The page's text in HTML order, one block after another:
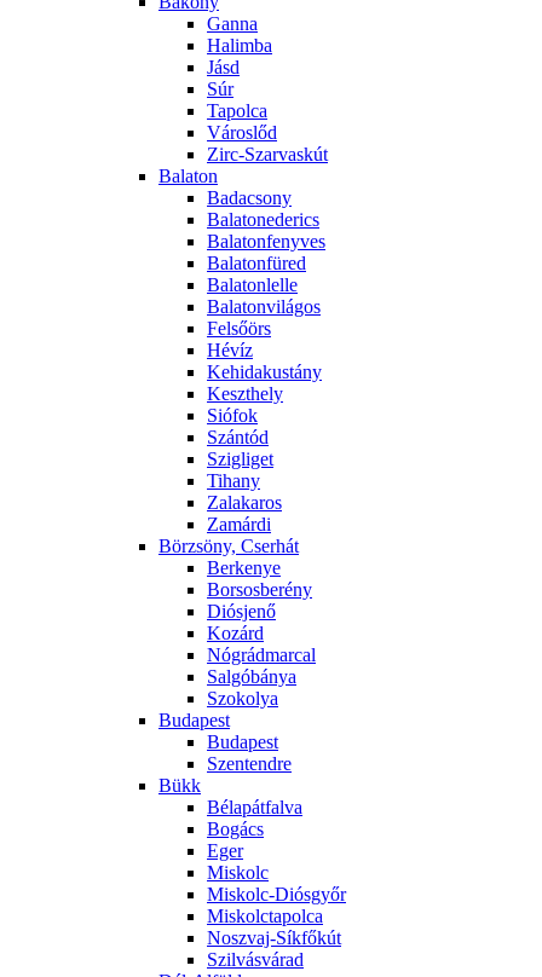
Ganna
Halimba
Jásd
Súr
Tapolca
Városlőd
Zirc-Szarvaskút
Balaton
Badacsony
Balatonederics
Balatonfenyves
Balatonfüred
Balatonlelle
Balatonvilágos
Felsőörs
Hévíz
Kehidakustány
Keszthely
Siófok
Szántód
Szigliget
Tihany
Zalakaros
Zamárdi
Börzsöny, Cserhát
Berkenye
Borsosberény
Diósjenő
Kozárd
Nógrádmarcal
Salgóbánya
Szokolya
Budapest
Budapest
Szentendre
Bükk
Bélapátfalva
Bogács
Eger
Miskolc
Miskolc-Diósgyőr
Miskolctapolca
Noszvaj-Síkfőkút
Szilvásvárad